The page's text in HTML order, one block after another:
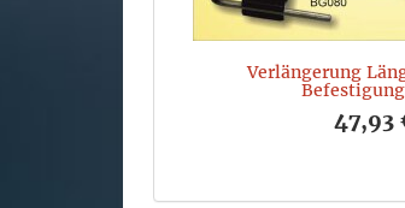
Verlängerung
47,93